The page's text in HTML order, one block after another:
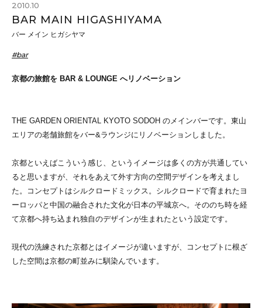
2010.10
BAR MAIN HIGASHIYAMA
バー メイン ヒガシヤマ
#bar
京都の旅館を BAR & LOUNGE へリノベーション
THE GARDEN ORIENTAL KYOTO SODOH のメインバーです。東山
エリアの老舗旅館をバー&ラウンジにリノベーションしました。
京都といえばこういう感じ、というイメージは多くの方が共通してい
ると思いますが、それをあえて外す方向の空間デザインを考えまし
た。コンセプトはシルクロードミックス。シルクロードで育まれたヨ
ーロッパと中国の融合された文化が日本の平城京へ。そののち時を経
て京都へ持ち込まれ独自のデザインが生まれたという設定です。
現代の洗練された京都とはイメージが違いますが、コンセプトに根ざ
した空間は京都の町並みに馴染んでいます。